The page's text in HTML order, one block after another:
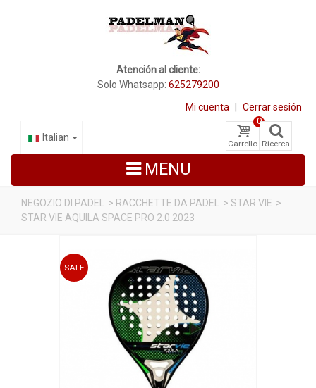
Atención al cliente:
Solo Whatsapp: 625279200
Mi cuenta Cerrar sesión
Carrello
0
Ricerca
Italian
MENU
SCARPE PADEL
NEGOZIO DI PADEL > RACCHETTE DA PADEL > STAR VIE >
STAR VIE AQUILA SPACE PRO 2.0 2023
SALE